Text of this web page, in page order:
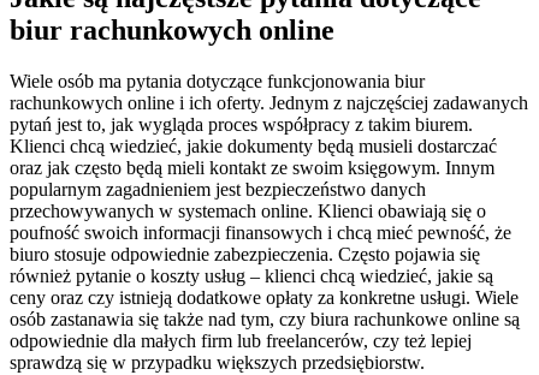
biur rachunkowych online
Wiele osób ma pytania dotyczące funkcjonowania biur
rachunkowych online i ich oferty. Jednym z najczęściej zadawanych
pytań jest to, jak wygląda proces współpracy z takim biurem.
Klienci chcą wiedzieć, jakie dokumenty będą musieli dostarczać
oraz jak często będą mieli kontakt ze swoim księgowym. Innym
popularnym zagadnieniem jest bezpieczeństwo danych
przechowywanych w systemach online. Klienci obawiają się o
poufność swoich informacji finansowych i chcą mieć pewność, że
biuro stosuje odpowiednie zabezpieczenia. Często pojawia się
również pytanie o koszty usług – klienci chcą wiedzieć, jakie są
ceny oraz czy istnieją dodatkowe opłaty za konkretne usługi. Wiele
osób zastanawia się także nad tym, czy biura rachunkowe online są
odpowiednie dla małych firm lub freelancerów, czy też lepiej
sprawdzą się w przypadku większych przedsiębiorstw.